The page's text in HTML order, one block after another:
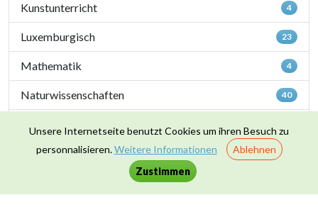
Kunstunterricht 4
Luxemburgisch 23
Mathematik 4
Naturwissenschaften 40
Zusammenleben & Werte 16
Unsere Internetseite benutzt Cookies um ihren Besuch zu
personnalisieren.Weitere Informationen
Ablehnen
Zustimmen